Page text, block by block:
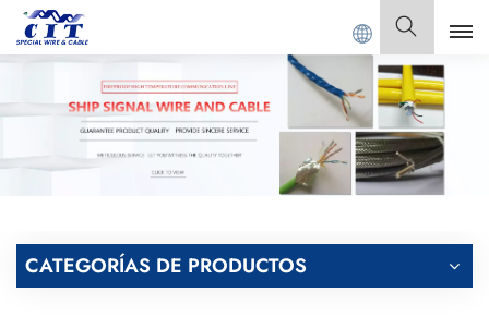
CABLE Co., Ltd. Español
English
Français
Italiano
CATEGORÍAS DE PRODUCTOS